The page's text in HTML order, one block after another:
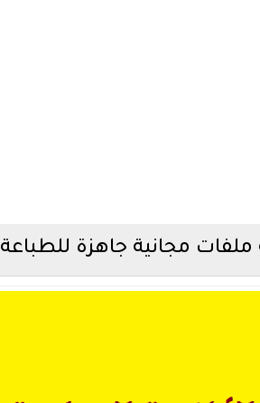
ملفات مجانية جاهزة للطباعة